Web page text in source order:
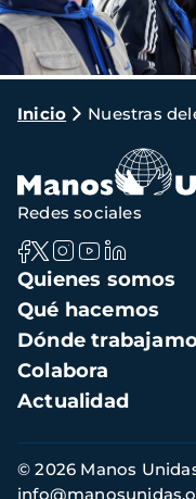
Ruta
navegación
Inicio Nuestras
Navegación
principal
Quienes somos
Qué hacemos
Dónde
Colabora
Actualidad
Redes sociales
Información
de
© 2026 Manos